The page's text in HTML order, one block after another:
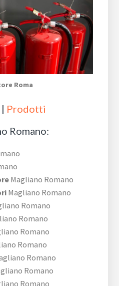
Roma
| Prodotti
Romano:
Magliano Romano
Magliano Romano
Romano
Romano
Romano
Romano
Romano
Romano
Romano